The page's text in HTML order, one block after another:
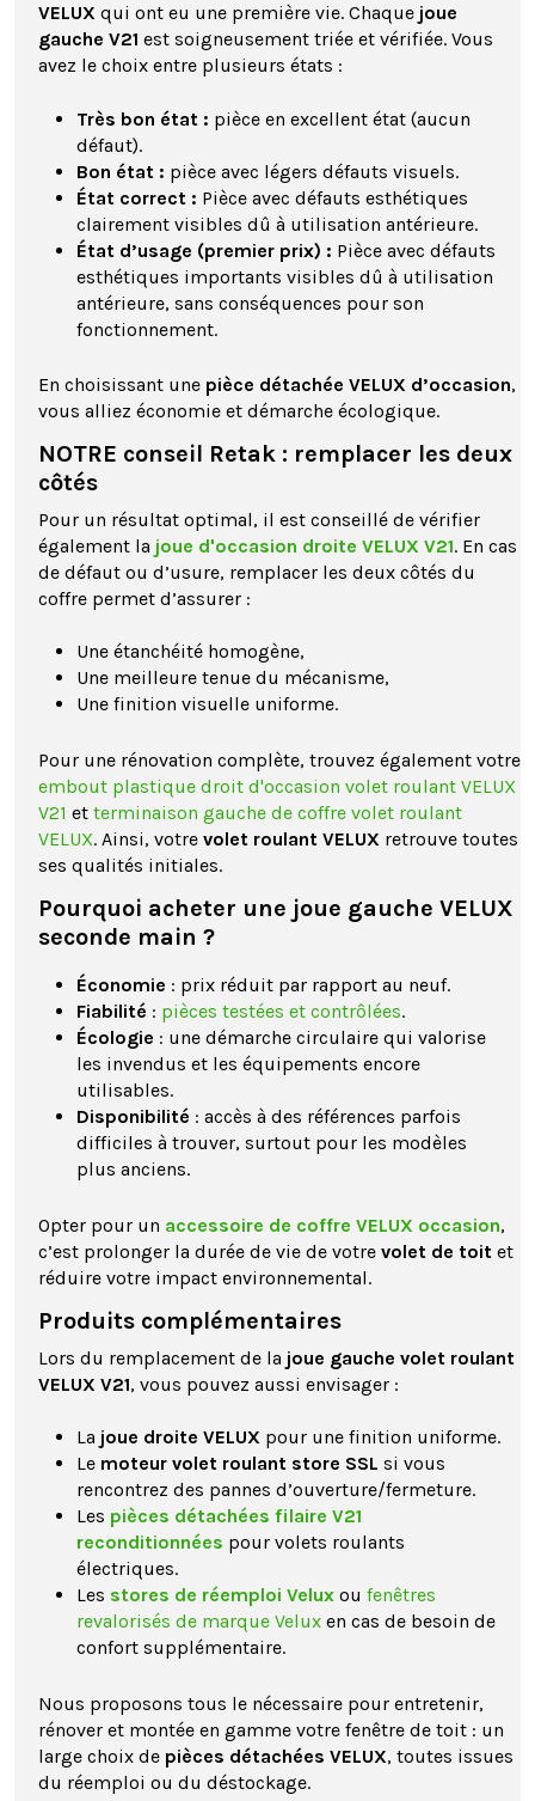
VELUX qui ont eu une première vie. Chaque joue
gauche V21 est soigneusement triée et vérifiée. Vous
avez le choix entre plusieurs états :
Très bon état : pièce en excellent état (aucun
défaut).
Bon état : pièce avec légers défauts visuels.
État correct : Pièce avec défauts esthétiques
clairement visibles dû à utilisation antérieure.
État d’usage (premier prix) : Pièce avec défauts
esthétiques importants visibles dû à utilisation
antérieure, sans conséquences pour son
fonctionnement.
En choisissant une pièce détachée VELUX d’occasion,
vous alliez économie et démarche écologique.
NOTRE conseil Retak : remplacer les deux
côtés
Pour un résultat optimal, il est conseillé de vérifier
également la joue d'occasion droite VELUX V21. En cas
de défaut ou d’usure, remplacer les deux côtés du
coffre permet d’assurer :
Une étanchéité homogène,
Une meilleure tenue du mécanisme,
Une finition visuelle uniforme.
Pour une rénovation complète, trouvez également votre
embout plastique droit d'occasion volet roulant VELUX
V21 et terminaison gauche de coffre volet roulant
VELUX. Ainsi, votre volet roulant VELUX retrouve toutes
ses qualités initiales.
Pourquoi acheter une joue gauche VELUX
seconde main ?
Économie : prix réduit par rapport au neuf.
Fiabilité : pièces testées et contrôlées.
Écologie : une démarche circulaire qui valorise
les invendus et les équipements encore
utilisables.
Disponibilité : accès à des références parfois
difficiles à trouver, surtout pour les modèles
plus anciens.
Opter pour un accessoire de coffre VELUX occasion,
c’est prolonger la durée de vie de votre volet de toit et
réduire votre impact environnemental.
Produits complémentaires
Lors du remplacement de la joue gauche volet roulant
VELUX V21, vous pouvez aussi envisager :
La joue droite VELUX pour une finition uniforme.
Le moteur volet roulant store SSL si vous
rencontrez des pannes d’ouverture/fermeture.
Les pièces détachées filaire V21
reconditionnées pour volets roulants
électriques.
Les stores de réemploi Velux ou fenêtres
revalorisés de marque Velux en cas de besoin de
confort supplémentaire.
Nous proposons tous le nécessaire pour entretenir,
rénover et montée en gamme votre fenêtre de toit : un
large choix de pièces détachées VELUX, toutes issues
du réemploi ou du déstockage.